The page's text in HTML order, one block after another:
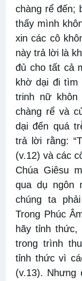
chàng rể đến;
thấy mình
xin các cô
này trả lời là
đủ cho tất cả
khờ dại đi tìm
trinh nữ khôn
chàng rể và
dại đến quá
trả lời rằng:
(v.12) và các
Chúa Giêsu
qua dụ ngôn
chúng ta
Trong Phúc
hãy tỉnh thức,
trong trình
tỉnh thức vì
(v.13). Nhưng